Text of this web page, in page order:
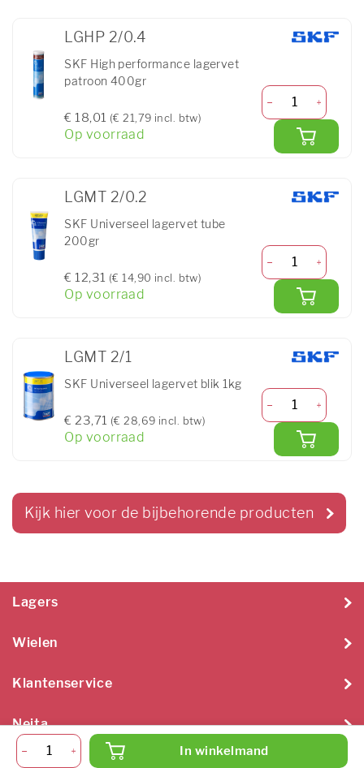
LGHP 2/0.4
SKF High performance lagervet
patroon 400gr
€ 18,01 (€ 21,79 incl. btw)
Op voorraad
LGMT 2/0.2
SKF Universeel lagervet tube
200gr
€ 12,31 (€ 14,90 incl. btw)
Op voorraad
LGMT 2/1
SKF Universeel lagervet blik 1kg
€ 23,71 (€ 28,69 incl. btw)
Op voorraad
Kijk hier voor de bijbehorende producten
In winkelmand
Lagers
Wielen
Klantenservice
Neita